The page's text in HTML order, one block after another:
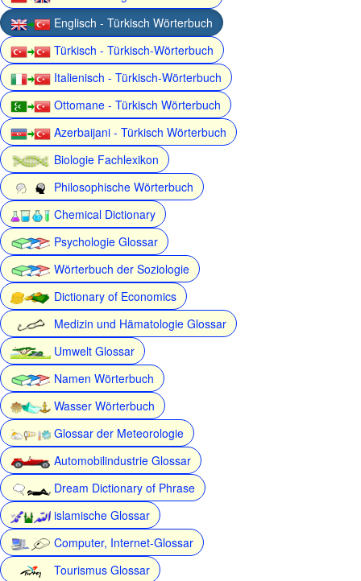
Englisch - Türkisch Wörterbuch
Türkisch - Türkisch-Wörterbuch
Italienisch - Türkisch-Wörterbuch
Ottomane - Türkisch Wörterbuch
Azerbaijani - Türkisch Wörterbuch
Biologie Fachlexikon
Philosophische Wörterbuch
Chemical Dictionary
Psychologie Glossar
Wörterbuch der Soziologie
Dictionary of Economics
Medizin und Hämatologie Glossar
Umwelt Glossar
Namen Wörterbuch
Wasser Wörterbuch
Glossar der Meteorologie
Automobilindustrie Glossar
Dream Dictionary of Phrase
islamische Glossar
Computer, Internet-Glossar
Tourismus Glossar